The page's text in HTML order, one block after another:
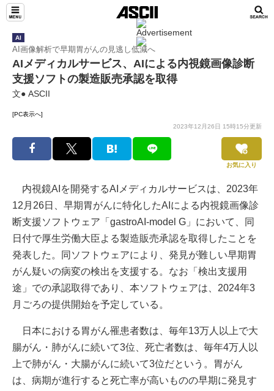
AI
AI画像解析で早期胃がんの見逃し低減へ
AIメディカルサービス、AIによる内視鏡画像診断
支援ソフトの製造販売承認を取得
文● ASCII
[PC表示へ]
2023年12月26日 15時15分更新
お気に入り
内視鏡AIを開発するAIメディカルサービスは、2023年
12月26日、早期胃がんに特化したAIによる内視鏡画像診
断支援ソフトウェア「gastroAI-model G」において、同
日付で厚生労働大臣よる製造販売承認を取得したことを
発表した。同ソフトウェアにより、発見が難しい早期胃
がん疑いの病変の検出を支援する。なお「検出支援用
途」での承認取得であり、本ソフトウェアは、2024年3
月ごろの提供開始を予定している。
日本における胃がん罹患者数は、毎年13万人以上で大
腸がん・肺がんに続いて3位、死亡者数は、毎年4万人以
上で肺がん・大腸がんに続いて3位だという。胃がん
は、病期が進行すると死亡率が高いものの早期に発見す